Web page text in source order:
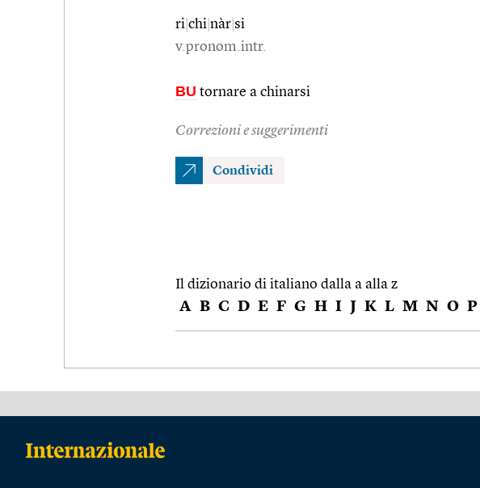
ri chi nàr si
v.pronom.intr.
BU tornare a chinarsi
Correzioni e suggerimenti
Condividi
Il dizionario di italiano dalla a alla z
A B C D E F G H I J K L M N O P